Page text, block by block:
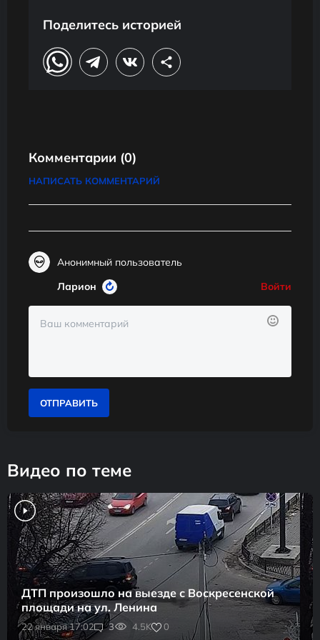
Поделитесь историей
Комментарии (0)
НАПИСАТЬ КОММЕНТАРИЙ
Анонимный пользователь
Ларион
Войти
ОТПРАВИТЬ
Видео по теме
22 января 17:02 3 4.5K 0
ДТП произошло на выезде с Воскресенской
площади на ул. Ленина